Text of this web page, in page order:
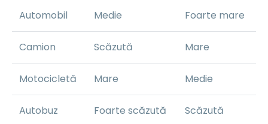
Automobil
Medie Foarte mare
Camion Scăzută Mare
Motocicletă Mare Medie
Autobuz Foarte scăzută Scăzută